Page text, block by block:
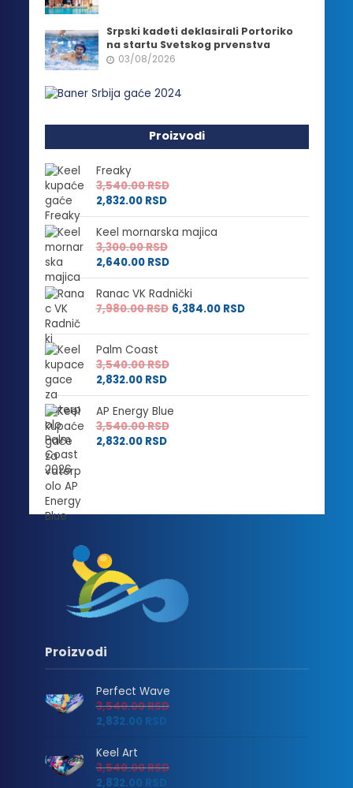
Srpski kadeti deklasirali Portoriko
na startu Svetskog prvenstva
03/08/2026
Proizvodi
Freaky
3,540.00RSD
2,832.00 RSD
Keel mornarska majica
3,300.00RSD
2,640.00 RSD
Ranac VK Radnički
7,980.00RSD 6,384.00 RSD
Palm Coast
3,540.00RSD
2,832.00 RSD
AP Energy Blue
3,540.00RSD
2,832.00 RSD
Proizvodi
Perfect Wave
3,540.00RSD
2,832.00 RSD
Keel Art
3,540.00RSD
2,832.00 RSD